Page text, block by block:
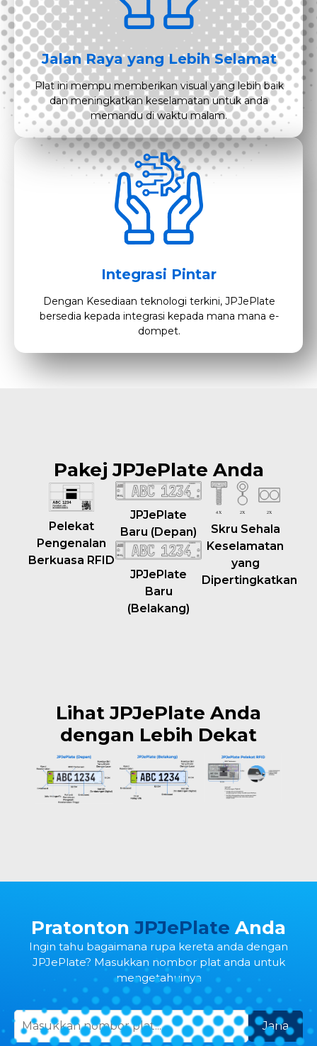
Jalan Raya yang Lebih Selamat
Plat ini mempu memberikan visual yang lebih baik
dan meningkatkan keselamatan untuk anda
memandu di waktu malam.
Integrasi Pintar
Dengan Kesediaan teknologi terkini, JPJePlate
bersedia kepada integrasi kepada mana mana e-
dompet.
Pakej JPJePlate Anda
Pelekat
Pengenalan
Berkuasa RFID
JPJePlate
Baru (Depan)
JPJePlate
Baru
(Belakang)
Skru Sehala
Keselamatan
yang
Dipertingkatkan
Lihat JPJePlate Anda
dengan Lebih Dekat
Pratonton JPJePlate Anda
Ingin tahu bagaimana rupa kereta anda dengan
JPJePlate? Masukkan nombor plat anda untuk
mengetahuinya
Jana